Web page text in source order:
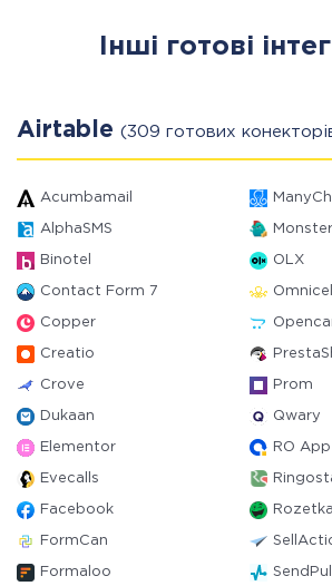
Інші готові
Airtable (309 готових
Acumbamail
AlphaSMS
Binotel OLX
Contact Form 7 Omnicell
Copper
Creatio
Crove Prom
Dukaan Qwary
Elementor RO App
Evecalls
Facebook Rozetka
FormCan
Formaloo